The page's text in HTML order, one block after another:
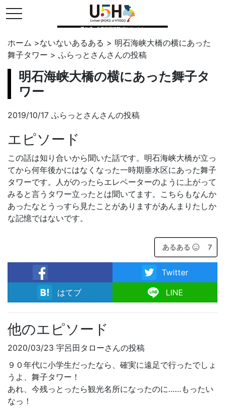
toggle navigation
県公式・兵庫五国連邦プロジェクト
ホーム >ないないあるある > 明石海峡大橋の横にあった
舞子タワー > ふらっとさんさんの投稿
明石海峡大橋の横にあった舞子タ
ワー
2019/10/17 ふらっとさんさんの投稿
エピソード
この話は知り合いから聞いた話です。明石海峡大橋が立っ
てから何年後かにはなくなった一時期垂水区にあった舞子
タワーです。人がのったらエレベーターのように上がって
みると言うタワー立ったとは聞いてます。こちらもなんか
あったなとうっすら見たことがありますがあんまりたしか
な記憶ではないです。
あるある 7
facebook
Twitter
はてブ
LINE
他のエピソード
2020/03/23 宇呂田タローさんの投稿
９０年代に小学生だったなら、確実に遠足で行ったでしょ
うよ、舞子タワー！
あれ、今残っとったら観光名所になったのに……もったい
なっ！